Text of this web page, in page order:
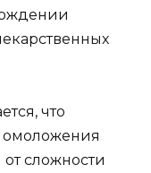
что
омоложения
сложности